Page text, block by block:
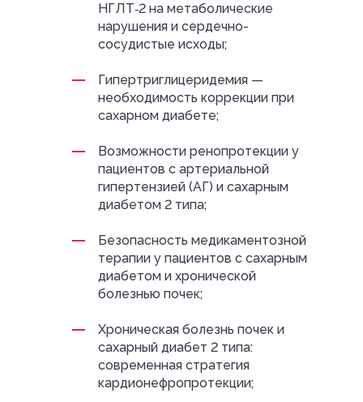
НГЛТ‑2 на метаболические
нарушения и сердечно-
сосудистые исходы;
Гипертриглицеридемия —
необходимость коррекции при
сахарном диабете;
Возможности ренопротекции у
пациентов с артериальной
гипертензией (АГ) и сахарным
диабетом 2 типа;
Безопасность медикаментозной
терапии у пациентов с сахарным
диабетом и хронической
болезнью почек;
Хроническая болезнь почек и
сахарный диабет 2 типа:
современная стратегия
кардионефропротекции;